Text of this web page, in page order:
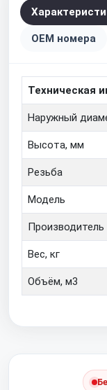
OEM номера
Техническая
Наружный
Высота, мм
Резьба
Модель
Производитель
Вес, кг
Объём, м3